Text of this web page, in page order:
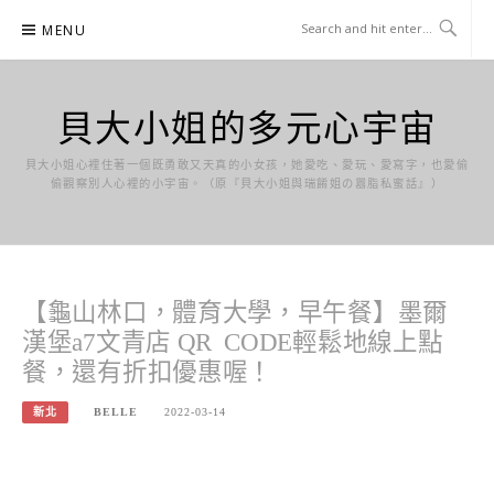
content
MENU
貝大小姐的多元心宇宙
貝大小姐心裡住著一個既勇敢又天真的小女孩，她愛吃、愛玩、愛寫字，也愛偷
偷觀察別人心裡的小宇宙。（原『貝大小姐與瑞餚姐の囂脂私蜜話』）
【龜山林口，體育大學，早午餐】墨爾
漢堡a7文青店 QR CODE輕鬆地線上點
餐，還有折扣優惠喔！
新北 BELLE 2022-03-14